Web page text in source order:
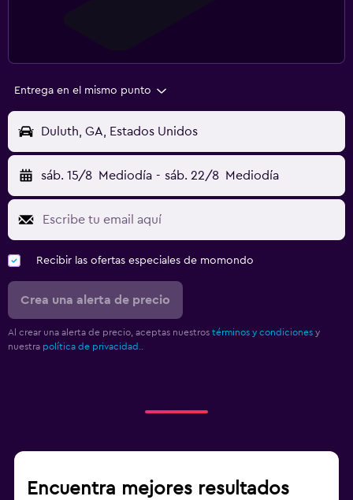
Entrega en el mismo punto
Duluth, GA, Estados Unidos
sáb. 15/8 Mediodía - sáb. 22/8 Mediodía
Recibir las ofertas especiales de momondo
Crea una alerta de precio
Al crear una alerta de precio, aceptas nuestros términos y condiciones y
nuestra política de privacidad.
Encuentra mejores resultados